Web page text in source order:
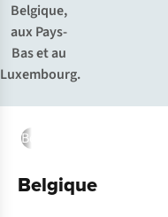
Belgique,
aux Pays-
Bas et au
Luxembourg.
Belgique
Belgique